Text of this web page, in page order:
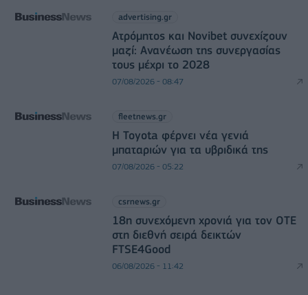
advertising.gr
Ατρόμητος και Novibet συνεχίζουν
μαζί: Ανανέωση της συνεργασίας
τους μέχρι το 2028
07/08/2026 - 08:47
fleetnews.gr
Η Toyota φέρνει νέα γενιά
μπαταριών για τα υβριδικά της
07/08/2026 - 05:22
csrnews.gr
18η συνεχόμενη χρονιά για τον ΟΤΕ
στη διεθνή σειρά δεικτών
FTSE4Good
06/08/2026 - 11:42